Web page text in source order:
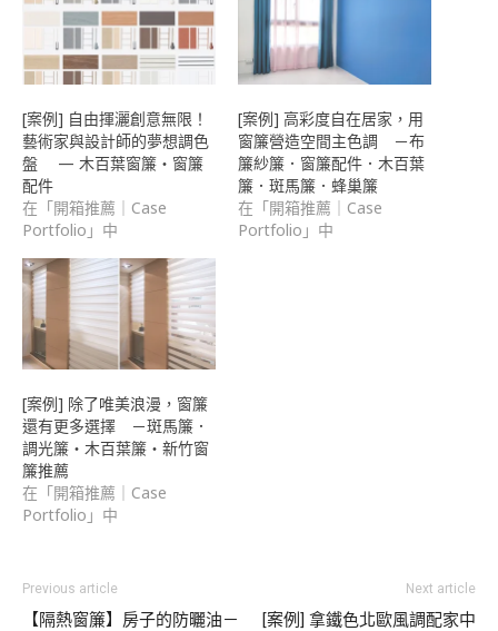
[案例] 自由揮灑創意無限！
藝術家與設計師的夢想調色
盤 — 木百葉窗簾・窗簾
配件
在「開箱推薦｜Case
Portfolio」中
[案例] 高彩度自在居家，用
窗簾營造空間主色調 －布
簾紗簾．窗簾配件．木百葉
簾．斑馬簾．蜂巢簾
在「開箱推薦｜Case
Portfolio」中
[案例] 除了唯美浪漫，窗簾
還有更多選擇 －斑馬簾．
調光簾・木百葉簾・新竹窗
簾推薦
在「開箱推薦｜Case
Portfolio」中
Previous article
【隔熱窗簾】房子的防曬油－
Next article
[案例] 拿鐵色北歐風調配家中